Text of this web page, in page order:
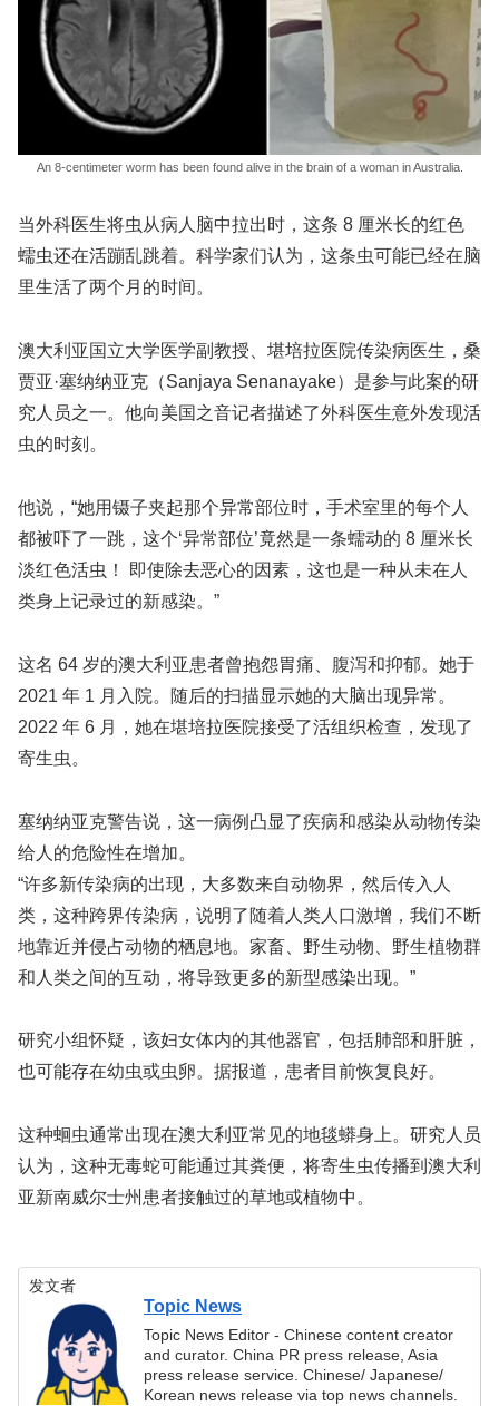
An 8-centimeter worm has been found alive in the brain of a woman in Australia.
当外科医生将虫从病人脑中拉出时，这条 8 厘米长的红色
蠕虫还在活蹦乱跳着。科学家们认为，这条虫可能已经在脑
里生活了两个月的时间。
澳大利亚国立大学医学副教授、堪培拉医院传染病医生，桑
贾亚·塞纳纳亚克（Sanjaya Senanayake）是参与此案的研
究人员之一。他向美国之音记者描述了外科医生意外发现活
虫的时刻。
他说，“她用镊子夹起那个异常部位时，手术室里的每个人
都被吓了一跳，这个‘异常部位’竟然是一条蠕动的 8 厘米长
淡红色活虫！ 即使除去恶心的因素，这也是一种从未在人
类身上记录过的新感染。”
这名 64 岁的澳大利亚患者曾抱怨胃痛、腹泻和抑郁。她于
2021 年 1 月入院。随后的扫描显示她的大脑出现异常。
2022 年 6 月，她在堪培拉医院接受了活组织检查，发现了
寄生虫。
塞纳纳亚克警告说，这一病例凸显了疾病和感染从动物传染
给人的危险性在增加。
“许多新传染病的出现，大多数来自动物界，然后传入人
类，这种跨界传染病，说明了随着人类人口激增，我们不断
地靠近并侵占动物的栖息地。家畜、野生动物、野生植物群
和人类之间的互动，将导致更多的新型感染出现。”
研究小组怀疑，该妇女体内的其他器官，包括肺部和肝脏，
也可能存在幼虫或虫卵。据报道，患者目前恢复良好。
这种蛔虫通常出现在澳大利亚常见的地毯蟒身上。研究人员
认为，这种无毒蛇可能通过其粪便，将寄生虫传播到澳大利
亚新南威尔士州患者接触过的草地或植物中。
发文者
Topic News
Topic News Editor - Chinese content creator
and curator. China PR press release, Asia
press release service. Chinese/ Japanese/
Korean news release via top news channels.